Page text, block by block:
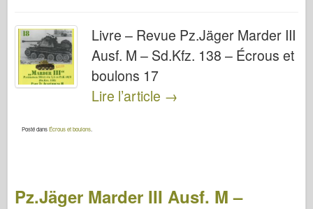
Livre – Revue Pz.Jäger Marder III
Ausf. M – Sd.Kfz. 138 – Écrous et
boulons 17
Lire l’article →
Posté dansÉcrous et boulons
Pz.Jäger Marder III Ausf. M –